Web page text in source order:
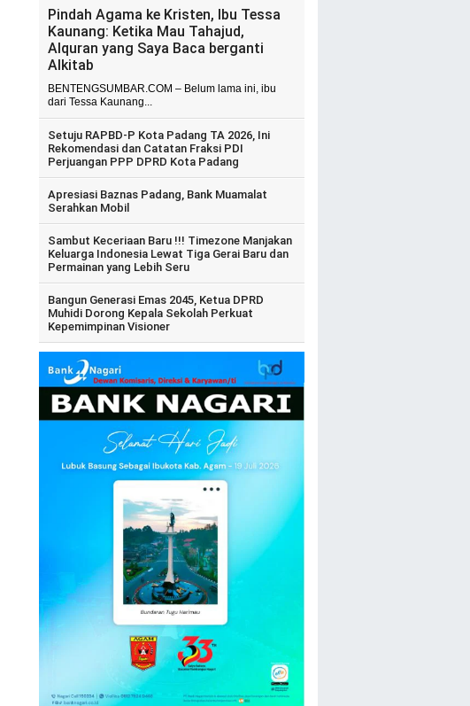
Pindah Agama ke Kristen, Ibu Tessa
Kaunang: Ketika Mau Tahajud,
Alquran yang Saya Baca berganti
Alkitab
BENTENGSUMBAR.COM – Belum lama ini, ibu
dari Tessa Kaunang...
Setuju RAPBD-P Kota Padang TA 2026, Ini
Rekomendasi dan Catatan Fraksi PDI
Perjuangan PPP DPRD Kota Padang
Apresiasi Baznas Padang, Bank Muamalat
Serahkan Mobil
Sambut Keceriaan Baru !!! Timezone Manjakan
Keluarga Indonesia Lewat Tiga Gerai Baru dan
Permainan yang Lebih Seru
Bangun Generasi Emas 2045, Ketua DPRD
Muhidi Dorong Kepala Sekolah Perkuat
Kepemimpinan Visioner